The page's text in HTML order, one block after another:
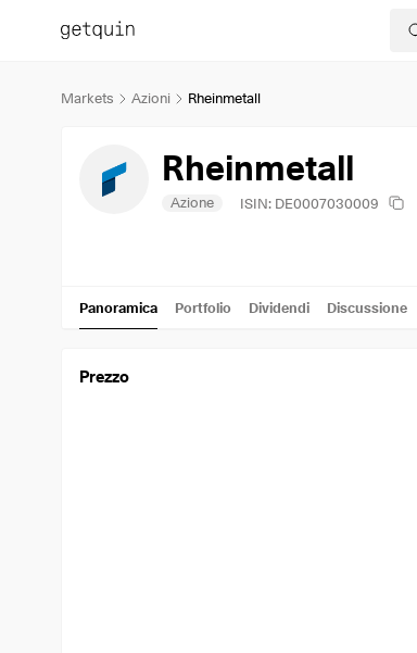
Markets Azioni Rheinmetall
Rheinmetall
Azione ISIN: DE0007030009
Panoramica Portfolio Dividendi Discussione
Prezzo